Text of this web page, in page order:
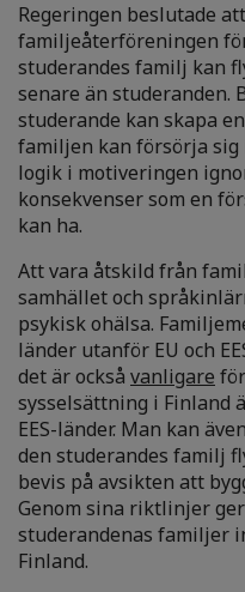
Regeringen beslutade
familjeåterföreningen
studerandes familj kan
senare än studeranden.
studerande kan skapa
familjen kan försörja sig
logik i motiveringen
konsekvenser som en
kan ha.
Att vara åtskild från
samhället och
psykisk ohälsa.
länder utanför EU och
det är också vanligare
sysselsättning i Finland
EES-länder. Man kan
den studerandes familj
bevis på avsikten att
Genom sina riktlinjer
studerandenas familjer
Finland.